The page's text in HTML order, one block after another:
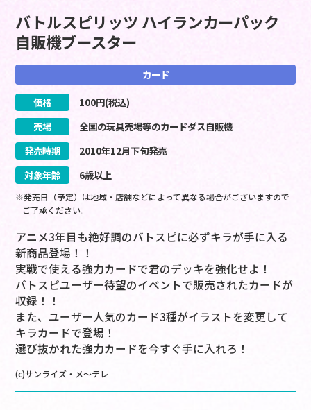
バトルスピリッツ ハイランカーパック
自販機ブースター
カード
価格 100円(税込)
売場
全国の玩具売場等のカードダス自販機
発売時期
2010年12月下旬発売
対象年齢
6歳以上
※発売日（予定）は地域・店舗などによって異なる場合がございますので
ご了承ください。
アニメ3年目も絶好調のバトスピに必ずキラが手に入る
新商品登場！！
実戦で使える強力カードで君のデッキを強化せよ！
バトスピユーザー待望のイベントで販売されたカードが
収録！！
また、ユーザー人気のカード3種がイラストを変更して
キラカードで登場！
選び抜かれた強力カードを今すぐ手に入れろ！
(c)サンライズ・メ～テレ